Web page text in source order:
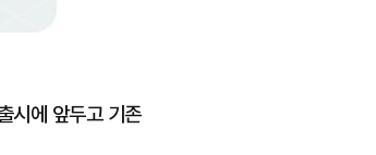
시에 앞두고 기존